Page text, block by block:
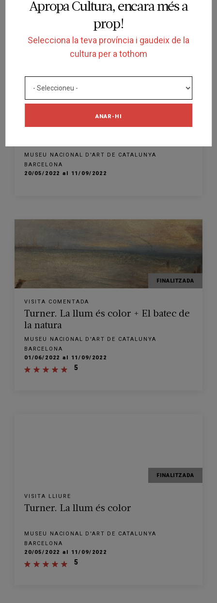
Apropa Cultura, encara més a
prop!
Selecciona la teva província i gaudeix de la
cultura per a tothom
ANAR-HI
FINALITZADA
El batec de la natura
MUSEU NACIONAL D'ART DE CATALUNYA
BARCELONA
20/05/2022 al 11/09/2022
FINALITZADA
VISITA COMENTADA
Turner. La llum és color + El batec de
la natura
MUSEU NACIONAL D'ART DE CATALUNYA
BARCELONA
01/06/2022 al 11/09/2022
5
FINALITZADA
VISITA LLIURE
Turner. La llum és color
MUSEU NACIONAL D'ART DE CATALUNYA
BARCELONA
20/05/2022 al 11/09/2022
5